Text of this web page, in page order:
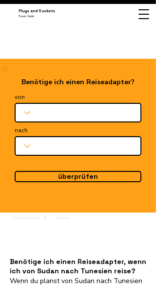
Plugs and Sockets
Travel Guide
Benötige ich einen Reiseadapter?
von
nach
überprüfen
Benötige ich einen Reiseadapter, wenn
ich von Sudan nach Tunesien reise?
Wenn du planst von Sudan nach Tunesien